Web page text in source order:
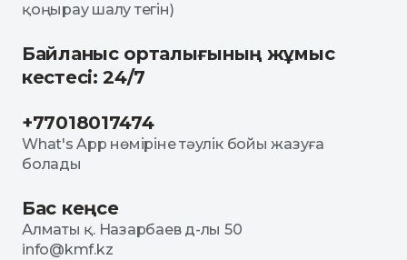
қоңырау шалу тегін)
Байланыс орталығының жұмыс
кестесі: 24/7
+77018017474
What's App нөміріне тәулік бойы жазуға
болады
Бас кеңсе
Алматы қ. Назарбаев д-лы 50
info@kmf.kz